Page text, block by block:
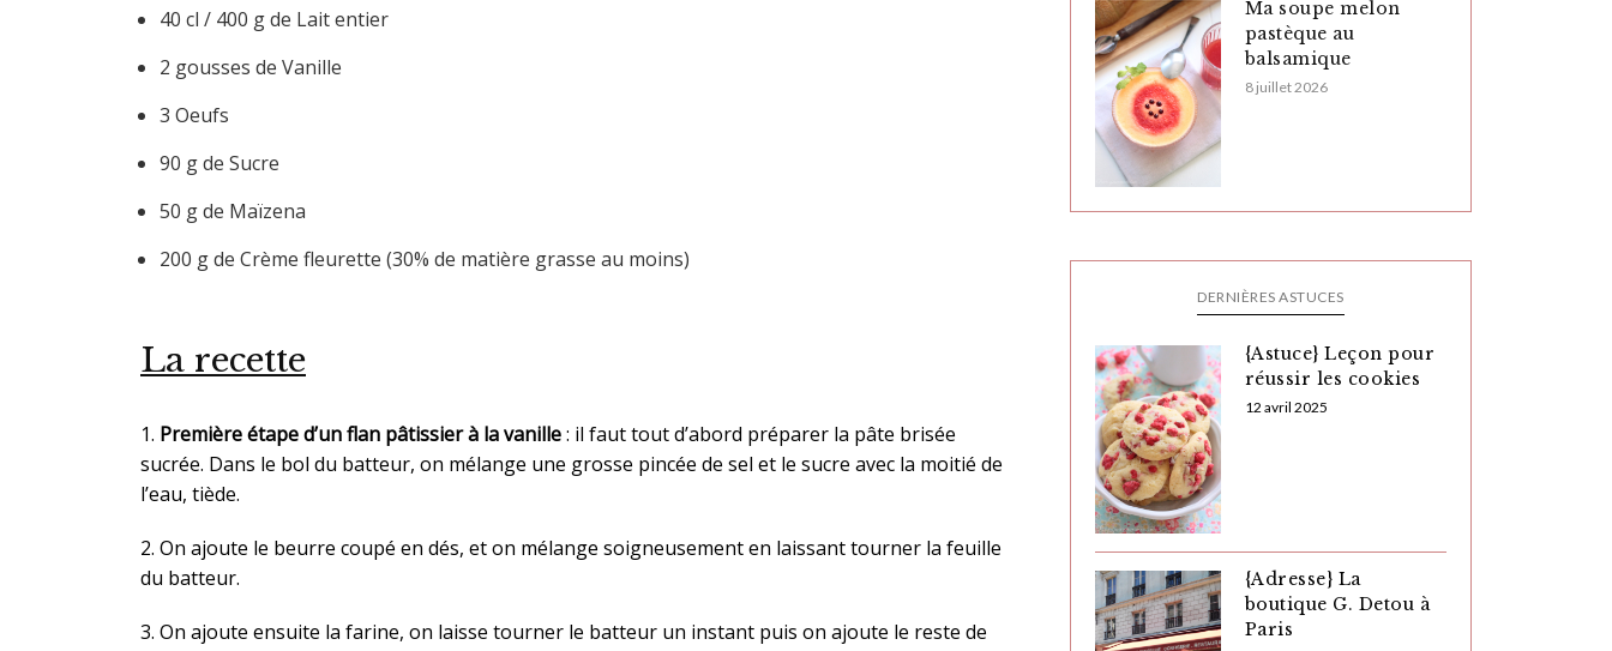
40 cl / 400 g de Lait entier
2 gousses de Vanille
3 Oeufs
90 g de Sucre
50 g de Maïzena
200 g de Crème fleurette (30% de matière grasse au moins)
La recette
1. Première étape d’un flan pâtissier à la vanille: il faut tout d’abord préparer la pâte brisée
sucrée. Dans le bol du batteur, on mélange une grosse pincée de sel et le sucre avec la moitié de
l’eau, tiède.
2. On ajoute le beurre coupé en dés, et on mélange soigneusement en laissant tourner la feuille
du batteur.
3. On ajoute ensuite la farine, on laisse tourner le batteur un instant puis on ajoute le reste de
Ma soupe melon
pastèque au
balsamique
8 juillet 2026
DERNIÈRES ASTUCES
{Astuce} Leçon pour
réussir les cookies
12 avril 2025
{Adresse} La
boutique G. Detou à
Paris